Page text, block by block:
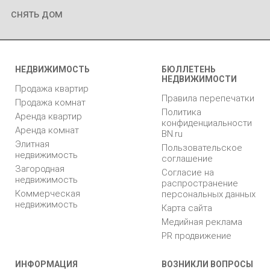
снять дом
НЕДВИЖИМОСТЬ
Продажа квартир
Продажа комнат
Аренда квартир
Аренда комнат
Элитная
недвижимость
Загородная
недвижимость
Коммерческая
недвижимость
БЮЛЛЕТЕНЬ
НЕДВИЖИМОСТИ
Правила перепечатки
Политика
конфиденциальности
BN.ru
Пользовательское
соглашение
Согласие на
распространение
персональных данных
Карта сайта
Медийная реклама
PR продвижение
ИНФОРМАЦИЯ ВОЗНИКЛИ ВОПРОСЫ